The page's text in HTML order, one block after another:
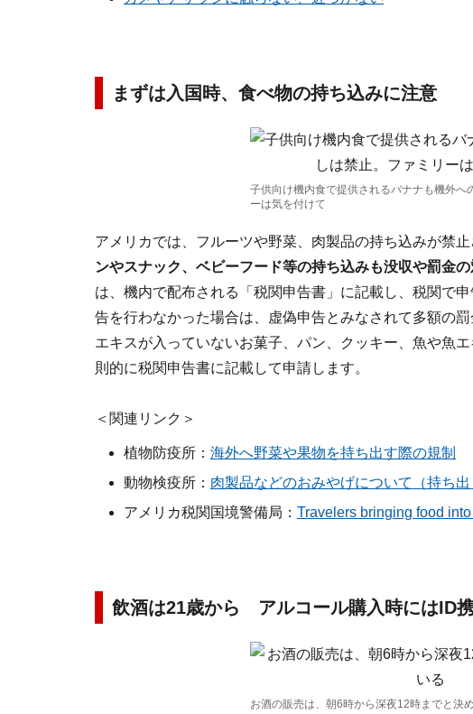
まずは入国時、食べ物の持ち込みに注意
子供向け機内食で提供されるバナナも機外へ
ーは気を付けて
アメリカでは、フルーツや野菜、肉製品の持ち込みが禁止
ンやスナック、ベビーフード等の持ち込みも没収や罰金の
は、機内で配布される「税関申告書」に記載し、税関で
告を行わなかった場合は、虚偽申告とみなされて多額の
エキスが入っていないお菓子、パン、クッキー、魚や魚
則的に税関申告書に記載して申請します。
＜関連リンク＞
植物防疫所： 海外へ野菜や果物を持ち出す際の規制
動物検疫所： 肉製品などのおみやげについて（持ち出
アメリカ税関国境警備局： Travelers bringing food
飲酒は21歳から アルコール購入時にはID
お酒の販売は、朝6時から深夜12時までと決